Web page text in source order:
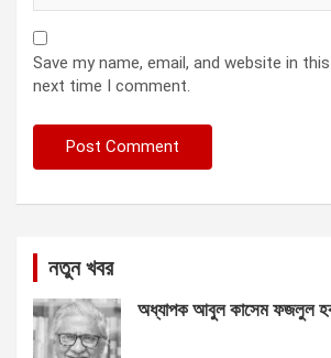
Save my name, email, and website in
next time I comment.
নতুন খবর
অধ্যাপক আবুল কাসেম ফজলুল